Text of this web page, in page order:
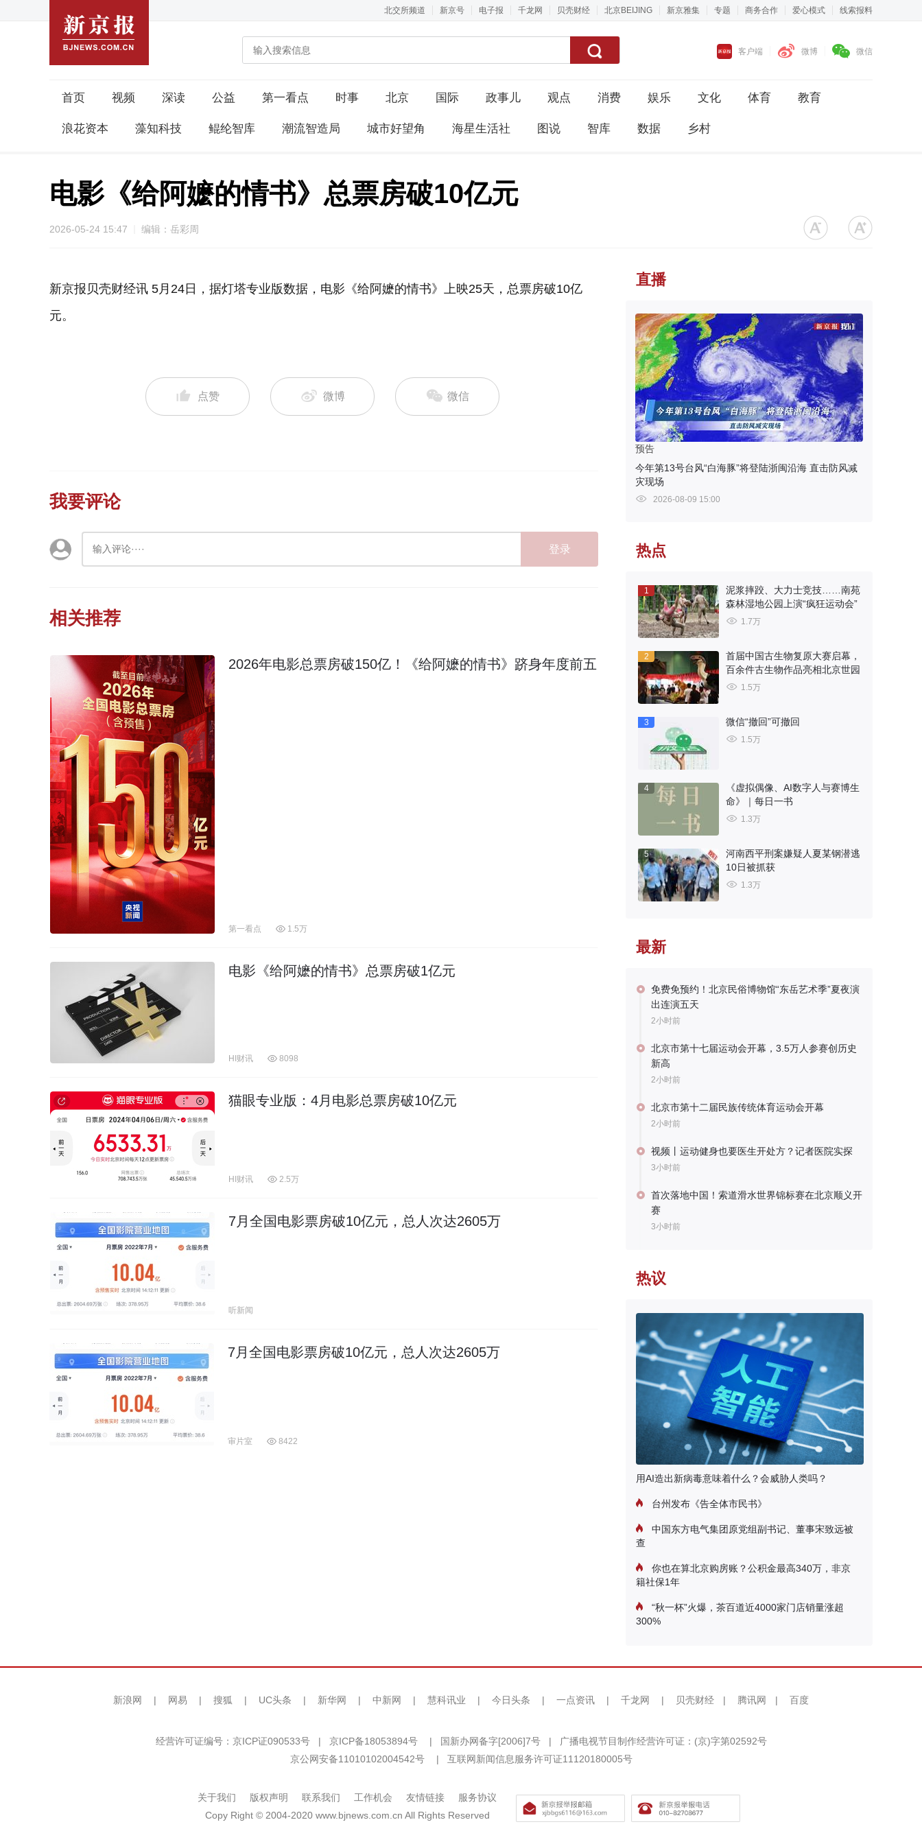
北交所频道 新京号 电子报 千龙网 贝壳财经 北京BEIJING 新京雅集 专题 商务合作 爱心模式 线索报料
客户端 微博 微信
首页 视频 深读 公益 第一看点 时事 北京 国际 政事儿 观点 消费 娱乐 文化 体育 教育
浪花资本 藻知科技 鲲纶智库 潮流智造局 城市好望角 海星生活社 图说 智库 数据 乡村
电影《给阿嬷的情书》总票房破10亿元
2026-05-24 15:47 编辑：岳彩周
新京报贝壳财经讯 5月24日，据灯塔专业版数据，电影《给阿嬷的情书》上映25天，总票房破10亿
元。
点赞 微博 微信
我要评论
登录
相关推荐
2026年电影总票房破150亿！《给阿嬷的情书》跻身年度前五
第一看点 1.5万
电影《给阿嬷的情书》总票房破1亿元
HI财讯 8098
猫眼专业版：4月电影总票房破10亿元
HI财讯 2.5万
7月全国电影票房破10亿元，总人次达2605万
听新闻
7月全国电影票房破10亿元，总人次达2605万
审片室 8422
直播
预告
今年第13号台风“白海豚”将登陆浙闽沿海 直击防风减
灾现场
2026-08-09 15:00
热点
1
泥浆摔跤、大力士竞技……南苑
森林湿地公园上演“疯狂运动会”
1.7万
2
首届中国古生物复原大赛启幕，
百余件古生物作品亮相北京世园
1.5万
3 微信“撤回”可撤回
1.5万
4
《虚拟偶像、AI数字人与赛博生
命》｜每日一书
1.3万
5
河南西平刑案嫌疑人夏某钢潜逃
10日被抓获
1.3万
最新
免费免预约！北京民俗博物馆“东岳艺术季”夏夜演
出连演五天
2小时前
北京市第十七届运动会开幕，3.5万人参赛创历史
新高
2小时前
北京市第十二届民族传统体育运动会开幕
2小时前
视频丨运动健身也要医生开处方？记者医院实探
3小时前
首次落地中国！索道滑水世界锦标赛在北京顺义开
赛
3小时前
热议
用AI造出新病毒意味着什么？会威胁人类吗？
台州发布《告全体市民书》
中国东方电气集团原党组副书记、董事宋致远被
查
你也在算北京购房账？公积金最高340万，非京
籍社保1年
“秋一杯”火爆，茶百道近4000家门店销量涨超
300%
新浪网 | 网易 | 搜狐 | UC头条 | 新华网 | 中新网 | 慧科讯业 | 今日头条 | 一点资讯 | 千龙网 | 贝壳财经 | 腾讯网 | 百度
经营许可证编号：京ICP证090533号 | 京ICP备18053894号 | 国新办网备字[2006]7号 |
广播电视节目制作经营许可证：(京)字第02592号
京公网安备11010102004542号
| 互联网新闻信息服务许可证11120180005号
关于我们 版权声明 联系我们 工作机会 友情链接
服务协议
Copy Right © 2004-2020 www.bjnews.com.cn All Rights Reserved